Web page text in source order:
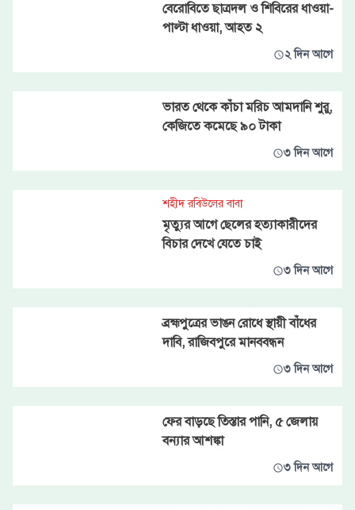
বেরোবিতে ছাত্রদল ও শিবিরের ধাওয়া-
পাল্টা ধাওয়া, আহত ২
২ দিন আগে
ভারত থেকে কাঁচা মরিচ আমদানি শুরু,
কেজিতে কমেছে ৯০ টাকা
৩ দিন আগে
শহীদ রবিউলের বাবা
মৃত্যুর আগে ছেলের হত্যাকারীদের
বিচার দেখে যেতে চাই
৩ দিন আগে
ব্রহ্মপুত্রের ভাঙন রোধে স্থায়ী বাঁধের
দাবি, রাজিবপুরে মানববন্ধন
৩ দিন আগে
ফের বাড়ছে তিস্তার পানি, ৫ জেলায়
বন্যার আশঙ্কা
৩ দিন আগে